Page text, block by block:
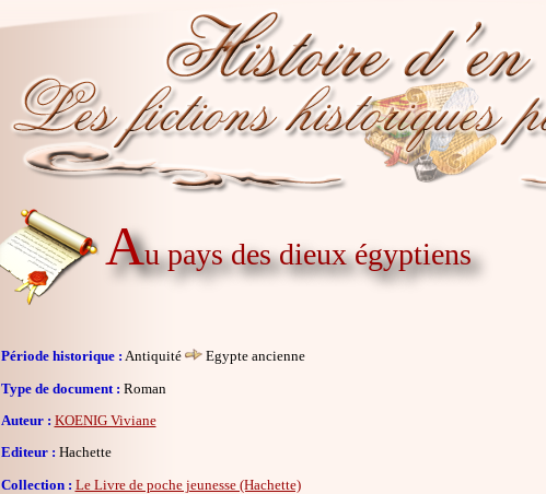
Au pays des dieux égyptiens
Période historique : Antiquité
Egypte ancienne
Type de document : Roman
Auteur : KOENIG Viviane
Editeur : Hachette
Collection : Le Livre de poche jeunesse (Hachette)